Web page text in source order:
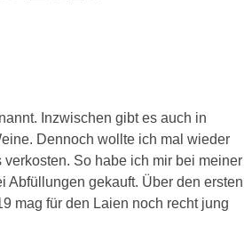
Inzwischen gibt es auch in
Dennoch wollte ich mal wieder
So habe ich mir bei meiner
Abfüllungen gekauft. Über den ersten
mag für den Laien noch recht jung